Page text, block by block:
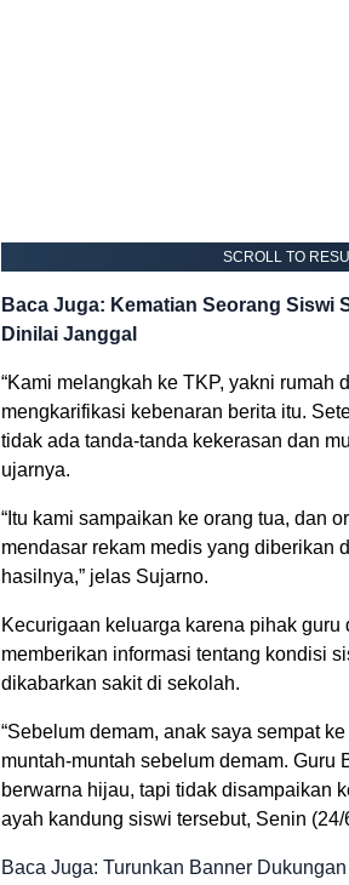
SCROLL TO
Baca Juga: Kematian Seorang Siswi
Dinilai Janggal
“Kami melangkah ke TKP, yakni rumah
mengkarifikasi kebenaran berita itu.
tidak ada tanda-tanda kekerasan dan
ujarnya.
“Itu kami sampaikan ke orang tua, dan
mendasar rekam medis yang diberikan
hasilnya,” jelas Sujarno.
Kecurigaan keluarga karena pihak
memberikan informasi tentang kondisi
dikabarkan sakit di sekolah.
“Sebelum demam, anak saya sempat
muntah-muntah sebelum demam. Guru
berwarna hijau, tapi tidak disampaikan
ayah kandung siswi tersebut, Senin (24/
Baca Juga: Turunkan Banner